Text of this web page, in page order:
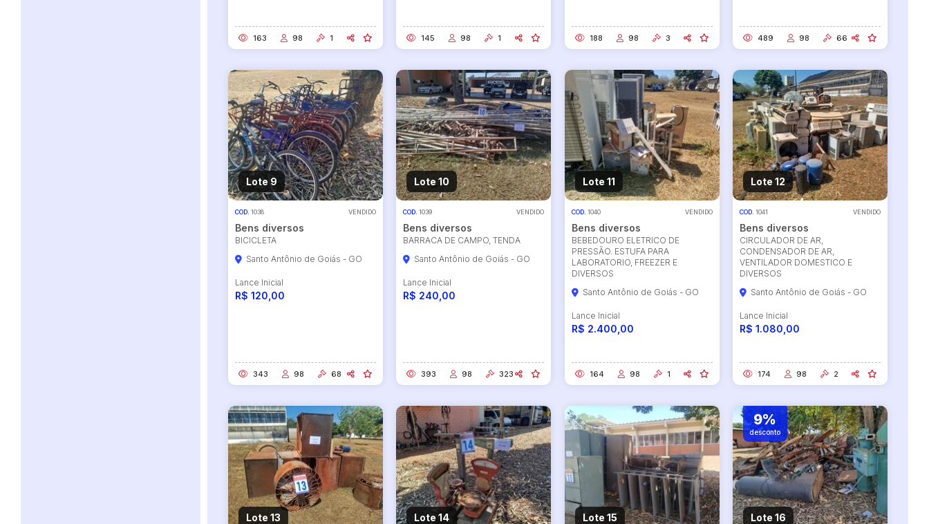
163 98 1 145 98 1 188 98 3 489 98 66
Lote 9
COD. 1038 VENDIDO
Bens diversos
BICICLETA
Santo Antônio de Goiás - GO
Lance Inicial
R$ 120,00
343 98 68
Lote 10
COD. 1039 VENDIDO
Bens diversos
BARRACA DE CAMPO, TENDA
Santo Antônio de Goiás - GO
Lance Inicial
R$ 240,00
393 98 323
Lote 11
COD. 1040 VENDIDO
Bens diversos
BEBEDOURO ELETRICO DE
PRESSÃO. ESTUFA PARA
LABORATORIO, FREEZER E
DIVERSOS
Santo Antônio de Goiás - GO
Lance Inicial
R$ 2.400,00
164 98 1
Lote 12
COD. 1041 VENDIDO
Bens diversos
CIRCULADOR DE AR,
CONDENSADOR DE AR,
VENTILADOR DOMESTICO E
DIVERSOS
Santo Antônio de Goiás - GO
Lance Inicial
R$ 1.080,00
174 98 2
Lote 13 Lote 14 Lote 15
9%
desconto
Lote 16